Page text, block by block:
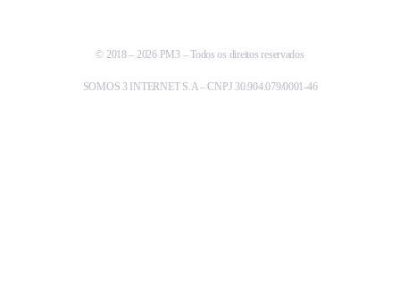
© 2018 – 2026 PM3 – Todos os direitos reservados
SOMOS 3 INTERNET S.A – CNPJ 30.904.079/0001-46